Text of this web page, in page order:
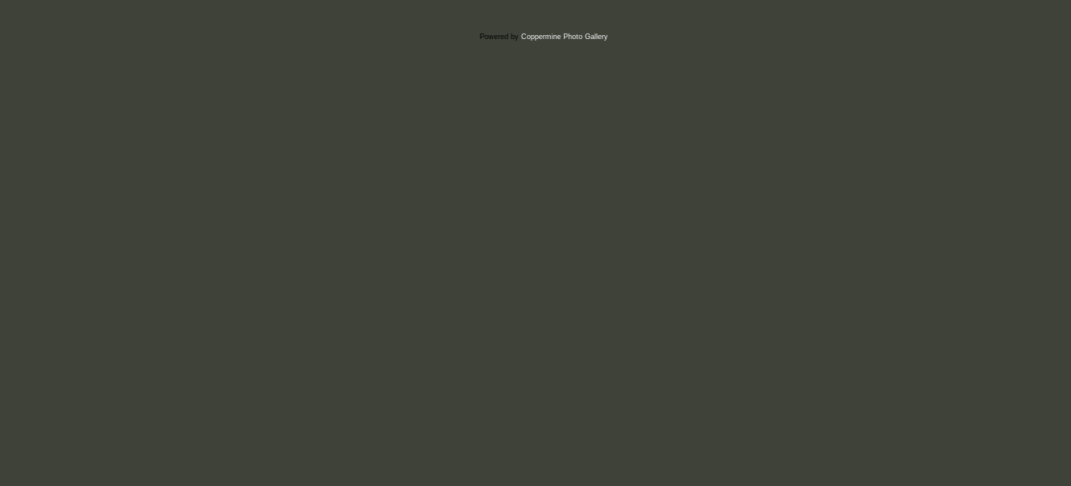
Powered by Coppermine Photo Gallery